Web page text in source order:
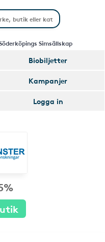
Simsällskap
Biobiljetter
Kampanjer
Logga in